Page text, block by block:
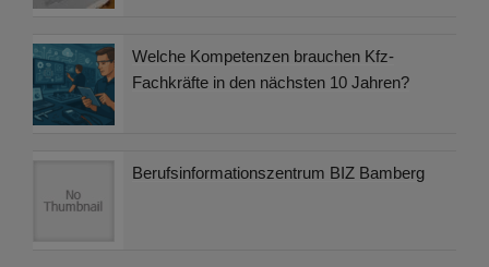
Welche Kompetenzen brauchen Kfz-
Fachkräfte in den nächsten 10 Jahren?
Berufsinformationszentrum BIZ Bamberg